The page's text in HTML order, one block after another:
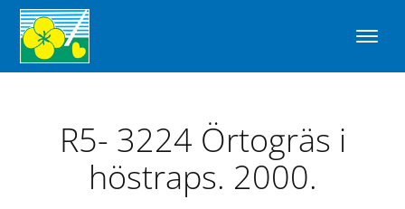
R5- 3224 Örtogräs i
höstraps. 2000.